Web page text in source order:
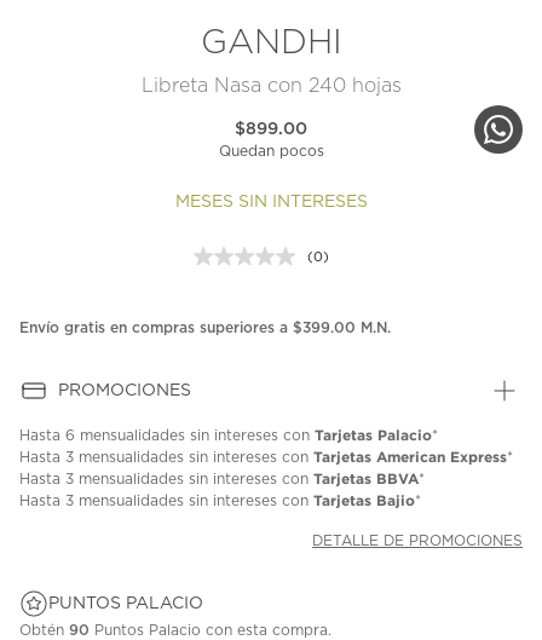
GANDHI
Libreta Nasa con 240 hojas
$899.00
Quedan pocos
MESES SIN INTERESES
Sin
en
(0)
Envío gratis en compras superiores a $399.00 M.N.
PROMOCIONES
Hasta 6 mensualidades sin intereses con Tarjetas Palacio*
Hasta 3 mensualidades sin intereses con Tarjetas American Express*
Hasta 3 mensualidades sin intereses con Tarjetas BBVA*
Hasta 3 mensualidades sin intereses con Tarjetas Bajio*
DETALLE DE PROMOCIONES
PUNTOS PALACIO
Obtén 90 Puntos Palacio con esta compra.